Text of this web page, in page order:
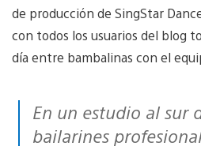
de producción de SingStar
con todos los usuarios del blog
día entre bambalinas con el
En un estudio al sur de Londres,
bailarines